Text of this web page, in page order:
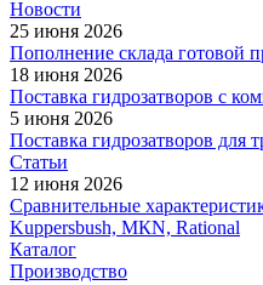
Новости
25 июня 2026
Пополнение склада готовой
18 июня 2026
Поставка гидрозатворов с
5 июня 2026
Поставка гидрозатворов для
Статьи
12 июня 2026
Сравнительные
Kuppersbush, МКN, Rational
Каталог
Производство